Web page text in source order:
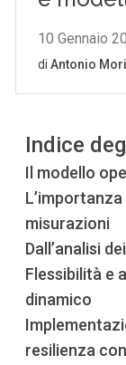
Indice
Il modello
misurazioni
Dall’analisi
Flessibilità e
dinamico
resilienza